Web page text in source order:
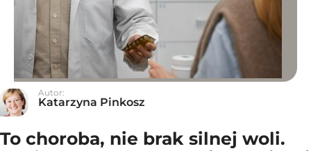
Autor:
Katarzyna Pinkosz
To choroba, nie brak silnej woli.